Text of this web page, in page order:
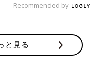
Recommended by
と見る